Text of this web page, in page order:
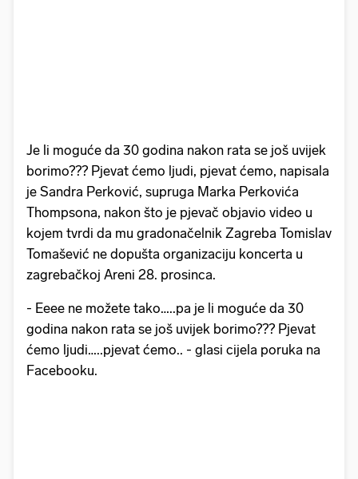
Je li moguće da 30 godina nakon rata se još uvijek
borimo??? Pjevat ćemo ljudi, pjevat ćemo, napisala
je Sandra Perković, supruga Marka Perkovića
Thompsona, nakon što je pjevač objavio video u
kojem tvrdi da mu gradonačelnik Zagreba Tomislav
Tomašević ne dopušta organizaciju koncerta u
zagrebačkoj Areni 28. prosinca.
- Eeee ne možete tako…..pa je li moguće da 30
godina nakon rata se još uvijek borimo??? Pjevat
ćemo ljudi…..pjevat ćemo.. - glasi cijela poruka na
Facebooku.